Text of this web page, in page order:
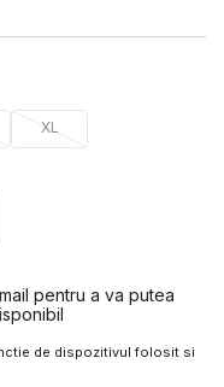
XL
pentru a va putea
de dispozitivul folosit si